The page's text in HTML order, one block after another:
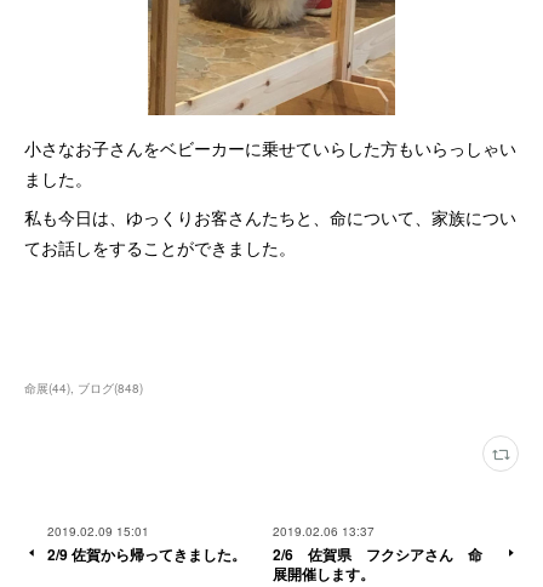
小さなお子さんをベビーカーに乗せていらした方もいらっしゃい
ました。
私も今日は、ゆっくりお客さんたちと、命について、家族につい
てお話しをすることができました。
命展(44) ブログ(848)
2019.02.09 15:01
2/9 佐賀から帰ってきました。
2019.02.06 13:37
2/6 佐賀県 フクシアさん 命
展開催します。